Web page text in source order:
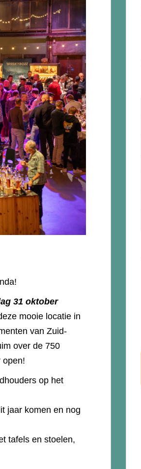
31 oktober
mooie locatie in
van Zuid-
over de 750
open!
op het
jaar komen en nog
tafels en stoelen,